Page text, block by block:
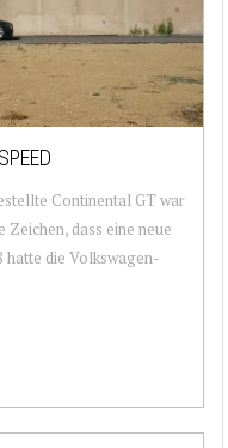
Continental GT war
dass eine neue
hatte die Volkswagen-